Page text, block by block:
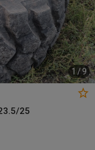
1 /9
25